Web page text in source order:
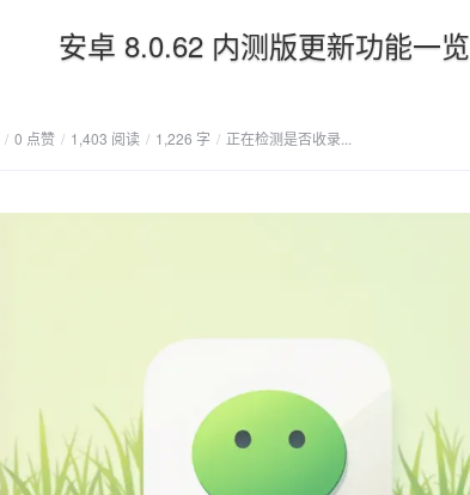
安卓 8.0.62 内测版更新功能一览
/ 0 点赞 / 1,403 阅读 / 1,226 字 / 正在检测是否收录...